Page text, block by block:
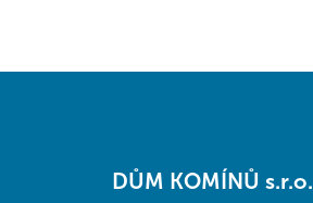
DŮM KOMÍNŮ s.r.o.